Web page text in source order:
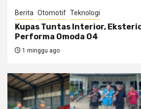
Berita Otomotif Teknologi
Kupas Tuntas Interior,
Performa Omoda O4
1 minggu ago